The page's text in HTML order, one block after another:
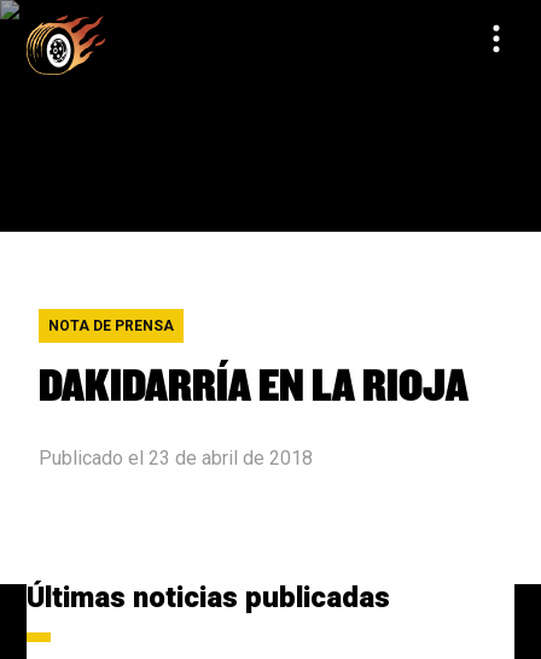
NOTA DE PRENSA
DAKIDARRÍA EN LA RIOJA
Publicado el 23 de abril de 2018
Últimas noticias publicadas